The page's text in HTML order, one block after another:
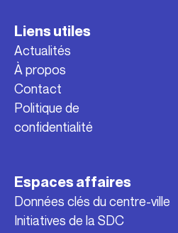
Liens utiles
Actualités
À propos
Contact
Politique de
confidentialité
Espaces affaires
Données clés du centre-ville
Initiatives de la SDC